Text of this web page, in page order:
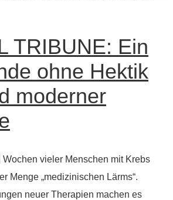
TRIBUNE: Ein
ohne Hektik
moderner
Wochen vieler Menschen mit Krebs
Menge „medizinischen Lärms“.
neuer Therapien machen es